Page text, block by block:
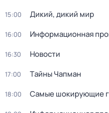
15:00 Дикий, дикий мир
16:00 Информационная
16:30 Новости
17:00 Тaйны Чапман
18:00 Самые шoкиpующие